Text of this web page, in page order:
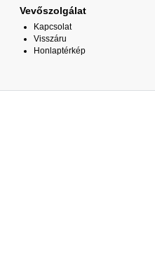
Vevőszolgálat
Kapcsolat
Visszáru
Honlaptérkép